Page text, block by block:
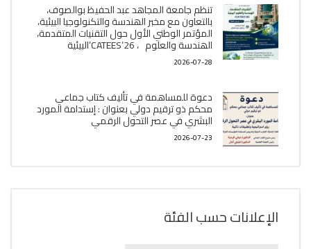
تنظم جامعة المجاهد عبد الحفيظ بوالصوف،
بالتعاون مع مخبر الھندسة والتكنولوجيا البیئیة،
المؤتمر الوطني الأول حول التقنيات المتقدمة،
الھندسة والعلوم ، CATEES’26’البیئية
2026-07-28
دعوة للمساهمة في تأليف كتاب جماعي
محكم ذو ترقيم دولي بعنوان : إستدامة المورد
البشري في عصر التحول الرقمي
2026-07-23
الإعلانات حسب الفئة